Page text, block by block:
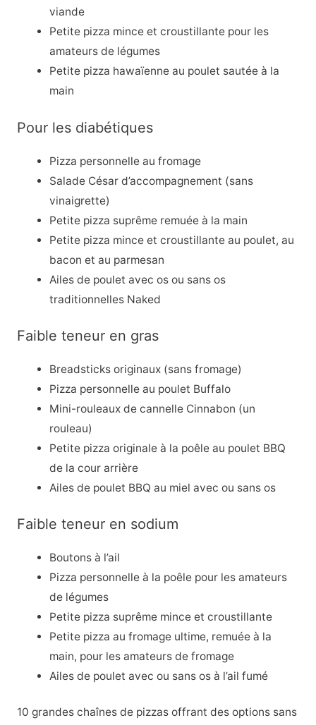
viande
Petite pizza mince et croustillante pour les
amateurs de légumes
Petite pizza hawaïenne au poulet sautée à la
main
Pour les diabétiques
Pizza personnelle au fromage
Salade César d’accompagnement (sans
vinaigrette)
Petite pizza suprême remuée à la main
Petite pizza mince et croustillante au poulet, au
bacon et au parmesan
Ailes de poulet avec os ou sans os
traditionnelles Naked
Faible teneur en gras
Breadsticks originaux (sans fromage)
Pizza personnelle au poulet Buffalo
Mini-rouleaux de cannelle Cinnabon (un
rouleau)
Petite pizza originale à la poêle au poulet BBQ
de la cour arrière
Ailes de poulet BBQ au miel avec ou sans os
Faible teneur en sodium
Boutons à l’ail
Pizza personnelle à la poêle pour les amateurs
de légumes
Petite pizza suprême mince et croustillante
Petite pizza au fromage ultime, remuée à la
main, pour les amateurs de fromage
Ailes de poulet avec ou sans os à l’ail fumé
10 grandes chaînes de pizzas offrant des options sans